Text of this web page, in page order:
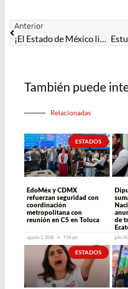
Anterior
¡El Estado de México lidera la nueva ola de la música mexicana!
También puede
Relacionadas
ESTADOS
EdoMéx y CDMX
refuerzan seguridad con
coordinación
metropolitana con
reunión en C5 en Toluca
agosto 1, 2026 7:58 pm
de
julio
ESTADOS